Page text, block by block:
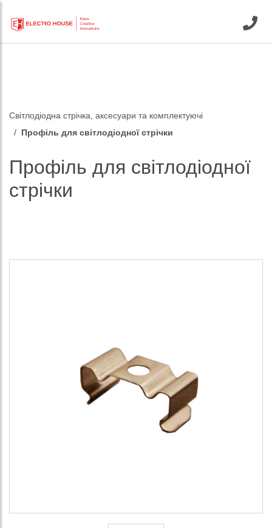
Світлодіодна стрічка, аксесуари та комплектуючі
Профіль для світлодіодної стрічки
Профіль для світлодіодної
стрічки